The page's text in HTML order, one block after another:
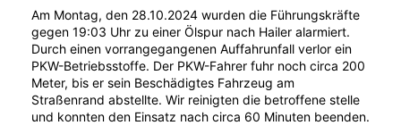
Am Montag, den 28.10.2024 wurden die Führungskräfte
gegen 19:03 Uhr zu einer Ölspur nach Hailer alarmiert.
Durch einen vorrangegangenen Auffahrunfall verlor ein
PKW-Betriebsstoffe. Der PKW-Fahrer fuhr noch circa 200
Meter, bis er sein Beschädigtes Fahrzeug am
Straßenrand abstellte. Wir reinigten die betroffene stelle
und konnten den Einsatz nach circa 60 Minuten beenden.